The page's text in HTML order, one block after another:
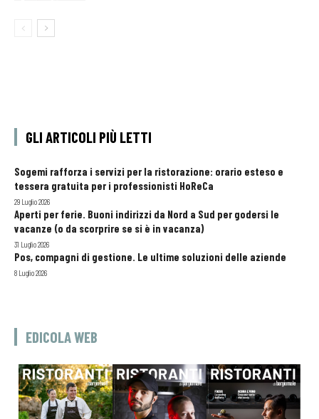
GLI ARTICOLI PIÙ LETTI
Sogemi rafforza i servizi per la ristorazione: orario esteso e
tessera gratuita per i professionisti HoReCa
29 Luglio 2026
Aperti per ferie. Buoni indirizzi da Nord a Sud per godersi le
vacanze (o da scorprire se si è in vacanza)
31 Luglio 2026
Pos, compagni di gestione. Le ultime soluzioni delle aziende
8 Luglio 2026
EDICOLA WEB